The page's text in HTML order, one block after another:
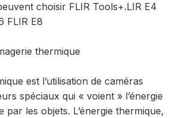
choisir FLIR Tools+.LIR E4
FLIR E8
thermique
est l’utilisation de caméras
spéciaux qui « voient » l’énergie
par les objets. L’énergie thermique,